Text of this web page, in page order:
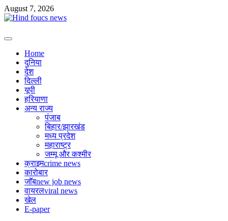
Skip
to
August 7, 2026
Primary
Home
दुनिया
देश
दिल्ली
यूपी
हरियाणा
अन्य राज्य
पंजाब
बिहार/झारखंड
मध्य प्रदेश
महाराष्ट्र
जम्मू और कश्मीर
क्राइमcrime news
कारोबार
जाॅॅबnew job news
वायरलviral news
खेल
E-paper